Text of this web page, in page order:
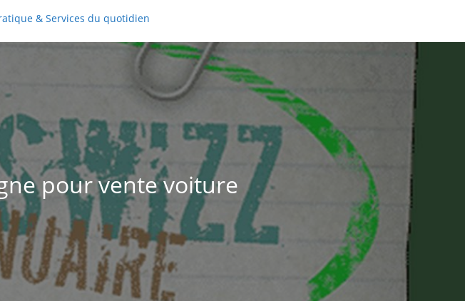
& Services du quotidien
pour vente voiture